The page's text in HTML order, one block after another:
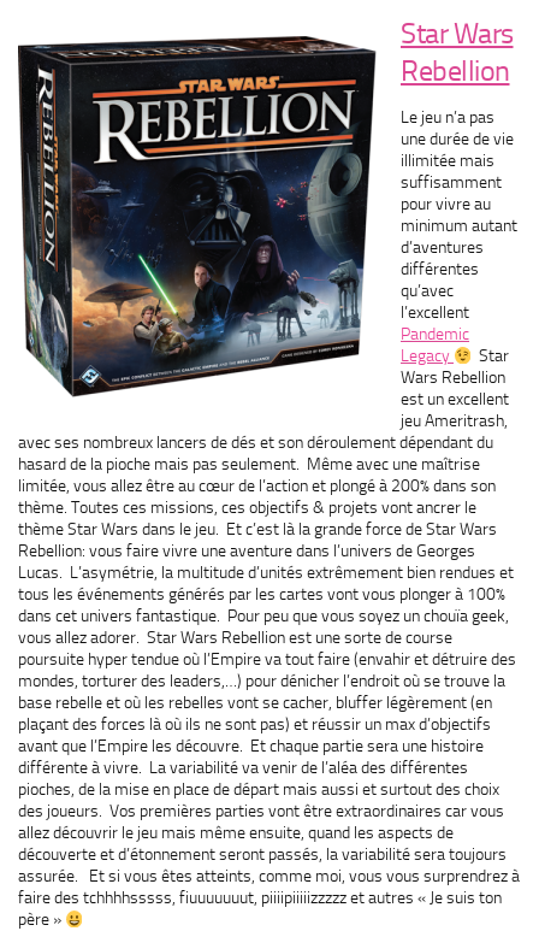
Star Wars
Rebellion
Le jeu n’a pas
une durée de vie
illimitée mais
suffisamment
pour vivre au
minimum autant
d’aventures
différentes
qu’avec
l’excellent
Pandemic
Legacy
Star
Wars Rebellion
est un excellent
jeu Ameritrash,
avec ses nombreux lancers de dés et son déroulement dépendant du
hasard de la pioche mais pas seulement. Même avec une maîtrise
limitée, vous allez être au cœur de l’action et plongé à 200% dans son
thème. Toutes ces missions, ces objectifs & projets vont ancrer le
thème Star Wars dans le jeu. Et c’est là la grande force de Star Wars
Rebellion: vous faire vivre une aventure dans l’univers de Georges
Lucas. L’asymétrie, la multitude d’unités extrêmement bien rendues et
tous les événements générés par les cartes vont vous plonger à 100%
dans cet univers fantastique. Pour peu que vous soyez un chouïa geek,
vous allez adorer. Star Wars Rebellion est une sorte de course
poursuite hyper tendue où l’Empire va tout faire (envahir et détruire des
mondes, torturer des leaders,…) pour dénicher l’endroit où se trouve la
base rebelle et où les rebelles vont se cacher, bluffer légèrement (en
plaçant des forces là où ils ne sont pas) et réussir un max d’objectifs
avant que l’Empire les découvre. Et chaque partie sera une histoire
différente à vivre. La variabilité va venir de l’aléa des différentes
pioches, de la mise en place de départ mais aussi et surtout des choix
des joueurs. Vos premières parties vont être extraordinaires car vous
allez découvrir le jeu mais même ensuite, quand les aspects de
découverte et d’étonnement seront passés, la variabilité sera toujours
assurée. Et si vous êtes atteints, comme moi, vous vous surprendrez à
faire des tchhhhsssss, fiuuuuuuut, piiiipiiiiizzzzz et autres « Je suis ton
père »